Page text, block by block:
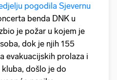
pogodila Sjevernu
benda DNK u
je požar u kojem je
dok je njih 155
evakuacijskih prolaza i
došlo je do